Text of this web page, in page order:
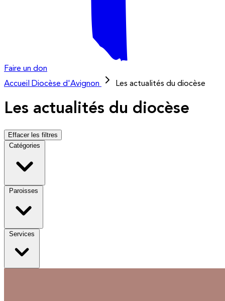
Faire un don
Accueil
Diocèse d'Avignon Les actualités du diocèse
Les actualités du diocèse
Effacer les filtres
Catégories
Paroisses
Services